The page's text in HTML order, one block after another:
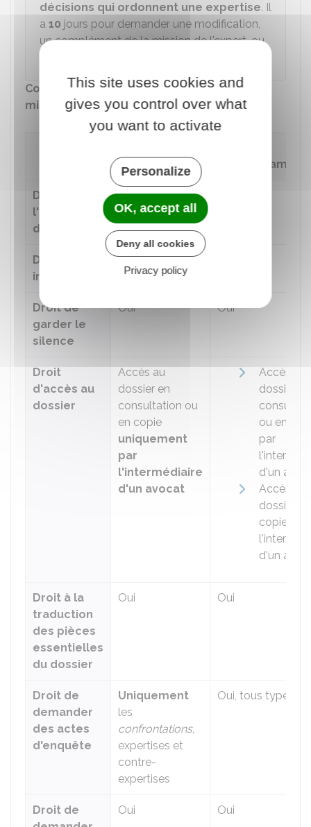
décisions qui ordonnent une expertise. Il
a 10 jours pour demander une modification,
un complément de la mission de l'expert, ou
Comparer les droits du témoin assisté, du
mis en examen et du simple témoin
assisté
Mis en examen
Droit à
l'assistance
d'un avocat
Oui
Droit à un
interprète
Oui
Droit de
garder le
silence
Oui Oui
Droit
d'accès au
dossier
Accès au
dossier en
consultation ou
en copie
uniquement
par
l'intermédiaire
d'un avocat
Accès au
dossier en
ou en
par
d'un
Accès au
dossier en
copie
d'un
Droit à la
traduction
des pièces
essentielles
du dossier
Oui Oui
Droit de
demander
des actes
d'enquête
Uniquement
les
confrontations,
expertises et
contre-
expertises
Oui, tous types
Droit de
Oui Oui
This site uses cookies and
gives you control over what
you want to activate
Personalize
OK, accept all
Deny all cookies
Privacy policy